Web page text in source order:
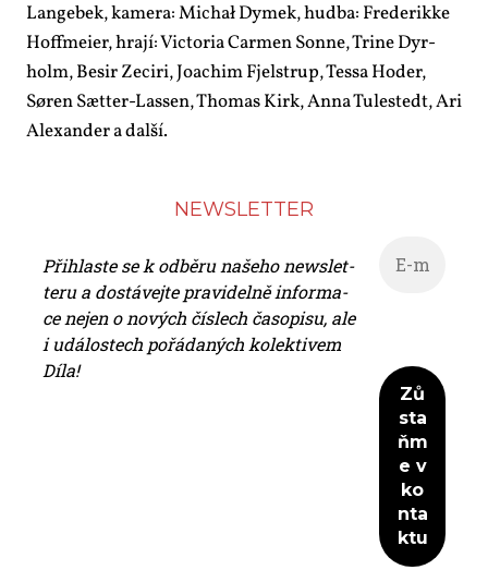
Lan­ge­bek, ka­me­ra: Mi­chał Dy­mek, hud­ba: Fre­de­rik­ke
Ho­f­f­me­ier, hra­jí: Vic­to­ria Car­men Son­ne, Tri­ne Dy­r­
holm, Be­sir Ze­ci­ri, Jo­a­chim Fjel­strup, Tessa Ho­der,
Søren Sæt­ter-Las­sen, Tho­mas Kirk, An­na Tu­les­tedt, Ari
Ale­xan­der a dal­ší.
NEWS­LET­TER
Při­hlas­te se k od­bě­ru na­še­ho news­let­
te­ru a do­stá­vej­te pra­vi­del­ně in­for­ma­
ce nejen o no­vých čís­lech ča­so­pi­su, ale
i udá­los­tech po­řá­da­ných ko­lek­ti­vem
Dí­la!